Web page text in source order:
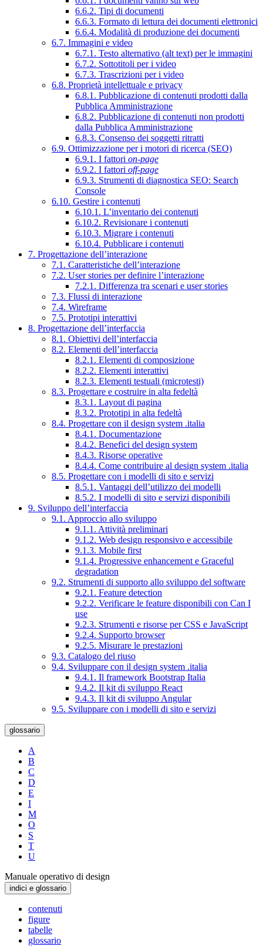
6.6.2. Tipi di documenti
6.6.3. Formato di lettura dei documenti elettronici
6.6.4. Modalità di produzione dei documenti
6.7. Immagini e video
6.7.1. Testo alternativo (alt text) per le immagini
6.7.2. Sottotitoli per i video
6.7.3. Trascrizioni per i video
6.8. Proprietà intellettuale e privacy
6.8.1. Pubblicazione di contenuti prodotti dalla
Pubblica Amministrazione
6.8.2. Pubblicazione di contenuti non prodotti
dalla Pubblica Amministrazione
6.8.3. Consenso dei soggetti ritratti
6.9. Ottimizzazione per i motori di ricerca (SEO)
6.9.1. I fattori on-page
6.9.2. I fattori off-page
6.9.3. Strumenti di diagnostica SEO: Search
Console
6.10. Gestire i contenuti
6.10.1. L’inventario dei contenuti
6.10.2. Revisionare i contenuti
6.10.3. Migrare i contenuti
6.10.4. Pubblicare i contenuti
7. Progettazione dell’interazione
7.1. Caratteristiche dell’interazione
7.2. User stories per definire l’interazione
7.2.1. Differenza tra scenari e user stories
7.3. Flussi di interazione
7.4. Wireframe
7.5. Prototipi interattivi
8. Progettazione dell’interfaccia
8.1. Obiettivi dell’interfaccia
8.2. Elementi dell’interfaccia
8.2.1. Elementi di composizione
8.2.2. Elementi interattivi
8.2.3. Elementi testuali (microtesti)
8.3. Progettare e costruire in alta fedeltà
8.3.1. Layout di pagina
8.3.2. Prototipi in alta fedeltà
8.4. Progettare con il design system .italia
8.4.1. Documentazione
8.4.2. Benefici del design system
8.4.3. Risorse operative
8.4.4. Come contribuire al design system .italia
8.5. Progettare con i modelli di sito e servizi
8.5.1. Vantaggi dell’utilizzo dei modelli
8.5.2. I modelli di sito e servizi disponibili
9. Sviluppo dell’interfaccia
9.1. Approccio allo sviluppo
9.1.1. Attività preliminari
9.1.2. Web design responsivo e accessibile
9.1.3. Mobile first
9.1.4. Progressive enhancement e Graceful
degradation
9.2. Strumenti di supporto allo sviluppo del software
9.2.1. Feature detection
9.2.2. Verificare le feature disponibili con Can I
use
9.2.3. Strumenti e risorse per CSS e JavaScript
9.2.4. Supporto browser
9.2.5. Misurare le prestazioni
9.3. Catalogo del riuso
9.4. Sviluppare con il design system .italia
9.4.1. Il framework Bootstrap Italia
9.4.2. Il kit di sviluppo React
9.4.3. Il kit di sviluppo Angular
9.5. Sviluppare con i modelli di sito e servizi
glossario
A
B
C
D
E
I
M
O
S
T
U
Manuale operativo di design
indici e glossario
contenuti
figure
tabelle
glossario